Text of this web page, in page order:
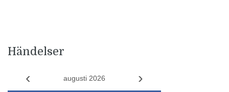
Händelser
augusti 2026
‹ ›